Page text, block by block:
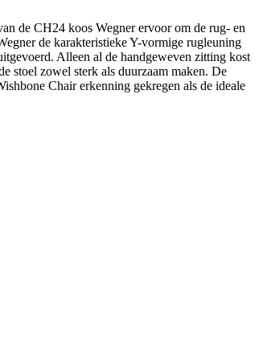
de CH24 koos Wegner ervoor om de rug- en
de karakteristieke Y-vormige rugleuning
Alleen al de handgeweven zitting kost
stoel zowel sterk als duurzaam maken. De
Chair erkenning gekregen als de ideale